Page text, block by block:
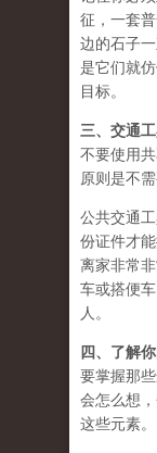
征，一套
边的石子
是它们就
目标。
三、 交通
不要使用
原则是不
公共交通
份证件才
离家非常
车或搭便
人。
四、 了解
要掌握那
会怎么想
这些元素。